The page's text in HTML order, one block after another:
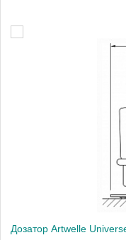
Дозатор Artwelle